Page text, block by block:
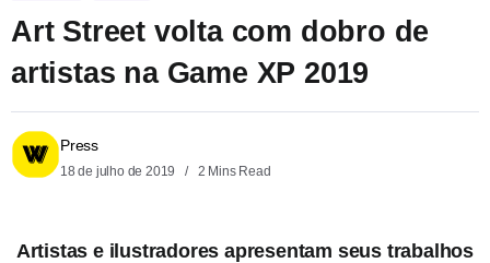
Art Street volta com dobro de
artistas na Game XP 2019
Press
18 de julho de 2019 2 Mins Read
Artistas e ilustradores apresentam seus trabalhos